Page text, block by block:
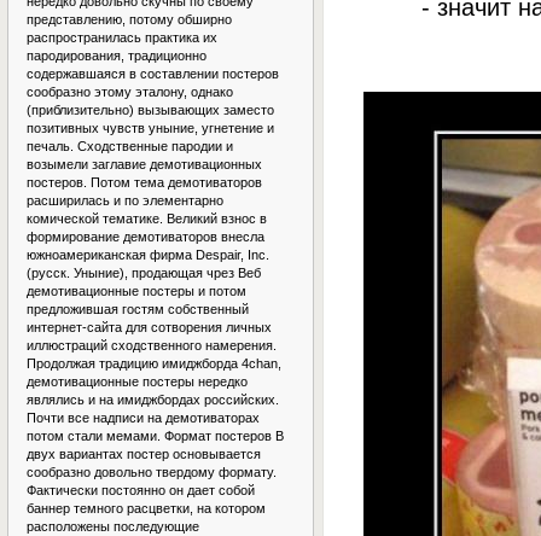
- значит
представлению, потому обширно
распространилась практика их
пародирования, традиционно
содержавшаяся в составлении постеров
сообразно этому эталону, однако
(приблизительно) вызывающих заместо
позитивных чувств уныние, угнетение и
печаль. Сходственные пародии и
возымели заглавие демотивационных
постеров. Потом тема демотиваторов
расширилась и по элементарно
комической тематике. Великий взнос в
формирование демотиваторов внесла
южноамериканская фирма Despair, Inc.
(русск. Уныние), продающая чрез Веб
демотивационные постеры и потом
предложившая гостям собственный
интернет-сайта для сотворения личных
иллюстраций сходственного намерения.
Продолжая традицию имиджборда 4chan,
демотивационные постеры нередко
являлись и на имиджбордах российских.
Почти все надписи на демотиваторах
потом стали мемами. Формат постеров В
двух вариантах постер основывается
сообразно довольно твердому формату.
Фактически постоянно он дает собой
баннер темного расцветки, на котором
расположены последующие